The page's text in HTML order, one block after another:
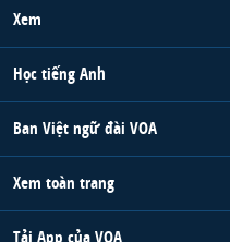
Xem
Học tiếng Anh
Ban Việt ngữ đài VOA
Xem toàn trang
Tải App của VOA